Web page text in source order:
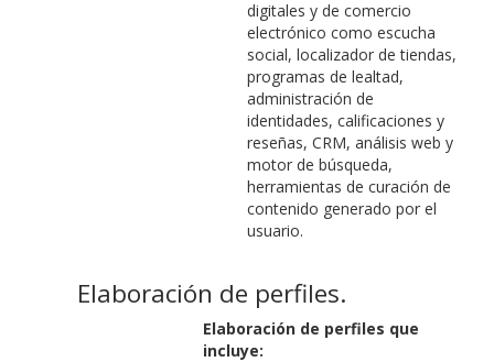
digitales y de comercio
electrónico como escucha
social, localizador de tiendas,
programas de lealtad,
administración de
identidades, calificaciones y
reseñas, CRM, análisis web y
motor de búsqueda,
herramientas de curación de
contenido generado por el
usuario.
Elaboración de perfiles.
Elaboración de perfiles que
incluye: